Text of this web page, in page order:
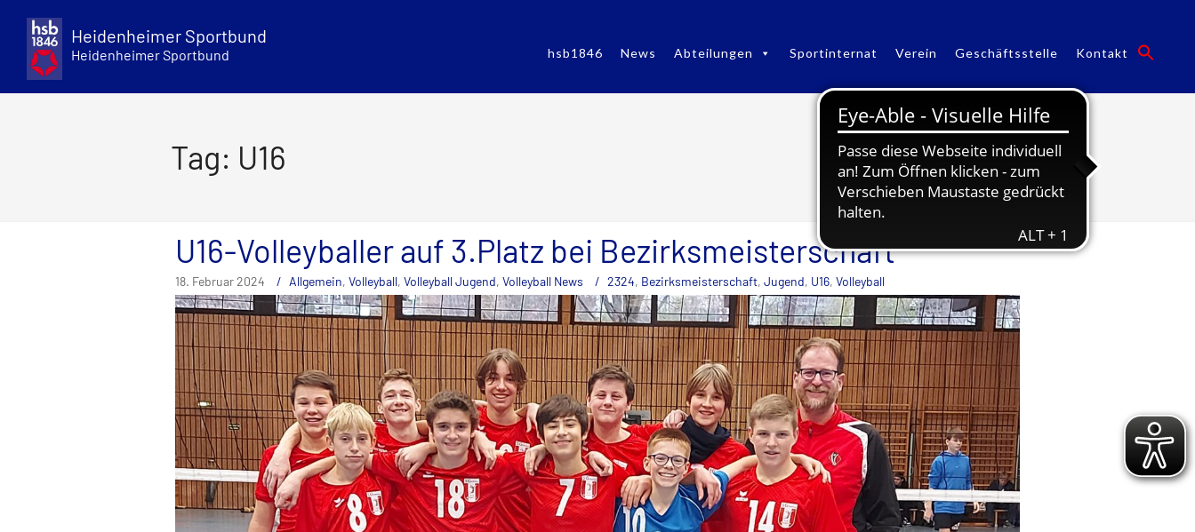
content
Heidenheimer Sportbund
Heidenheimer Sportbund hsb1846 News Abteilungen Sportinternat Verein Geschäftsstelle Kontakt
U16
Tag: U16
U16-Volleyballer auf 3.Platz bei Bezirksmeisterschaft
18. Februar 2024 Allgemein, Volleyball, Volleyball Jugend, Volleyball News 2324, Bezirksmeisterschaft, Jugend, U16, Volleyball